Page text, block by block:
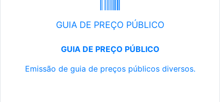
GUIA DE PREÇO PÚBLICO
GUIA DE PREÇO PÚBLICO
Emissão de guia de preços públicos diversos.